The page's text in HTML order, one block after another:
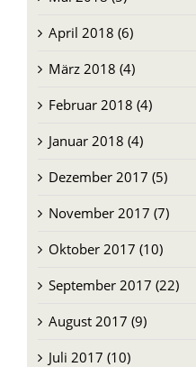
März 2018 (4)
Februar 2018 (4)
Januar 2018 (4)
Dezember 2017 (5)
November 2017 (7)
Oktober 2017 (10)
September 2017 (22)
August 2017 (9)
Juli 2017 (10)
Juni 2017 (9)